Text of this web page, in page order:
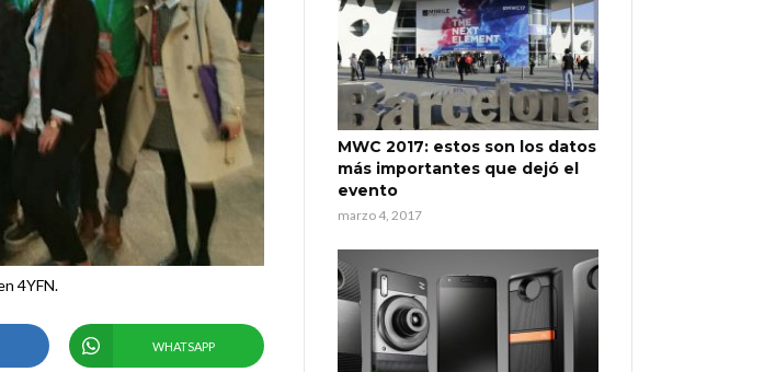
4YFN.
WHATSAPP
MWC 2017: estos son los datos
más importantes que dejó el
evento
marzo 4, 2017